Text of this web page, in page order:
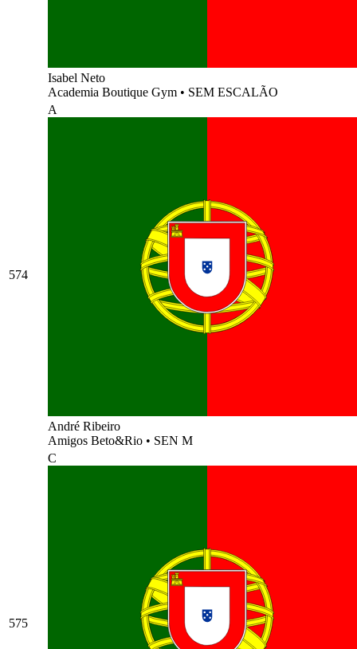
Isabel Neto
Academia Boutique Gym • SEM ESCALÃO
574
A
André Ribeiro
Amigos Beto&Rio • SEN M
575
C